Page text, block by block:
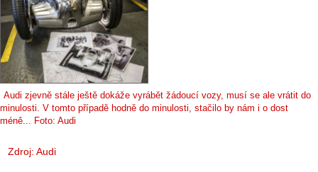
Audi zjevně stále ještě dokáže vyrábět žádoucí vozy, musí se ale vrátit do
minulosti. V tomto případě hodně do minulosti, stačilo by nám i o dost
méně... Foto: Audi
Zdroj: Audi